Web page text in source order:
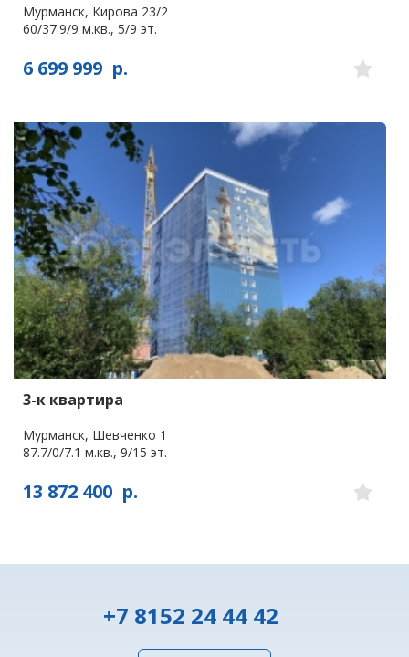
Мурманск, Кирова 23/2
60/37.9/9 м.кв., 5/9 эт.
6 699 999 р.
3-к квартира
Мурманск, Шевченко 1
87.7/0/7.1 м.кв., 9/15 эт.
13 872 400 р.
+7 8152 24 44 42